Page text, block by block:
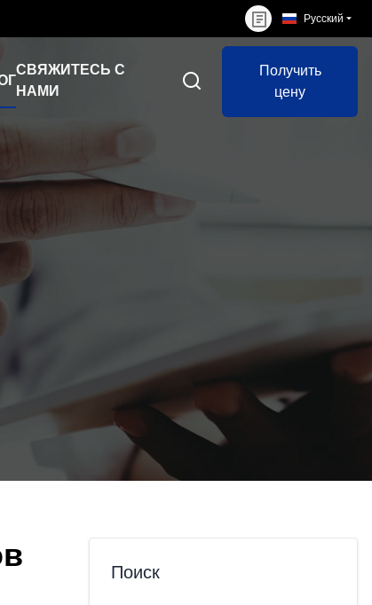
Русский
СВЯЖИТЕСЬ С
НАМИ
Получить
цену
Поиск